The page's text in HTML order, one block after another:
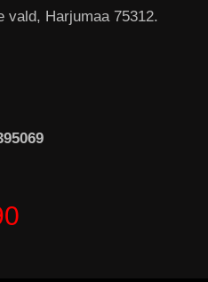
vald, Harjumaa 75312.